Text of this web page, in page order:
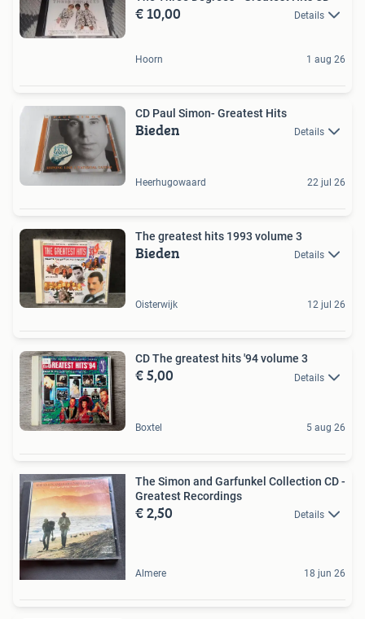
€ 10,00 Details
Hoorn 1 aug 26
CD Paul Simon- Greatest Hits
Bieden Details
Heerhugowaard 22 jul 26
The greatest hits 1993 volume 3
Bieden Details
Oisterwijk 12 jul 26
CD The greatest hits '94 volume 3
€ 5,00 Details
Boxtel 5 aug 26
The Simon and Garfunkel Collection CD -
Greatest Recordings
€ 2,50 Details
Almere 18 jun 26